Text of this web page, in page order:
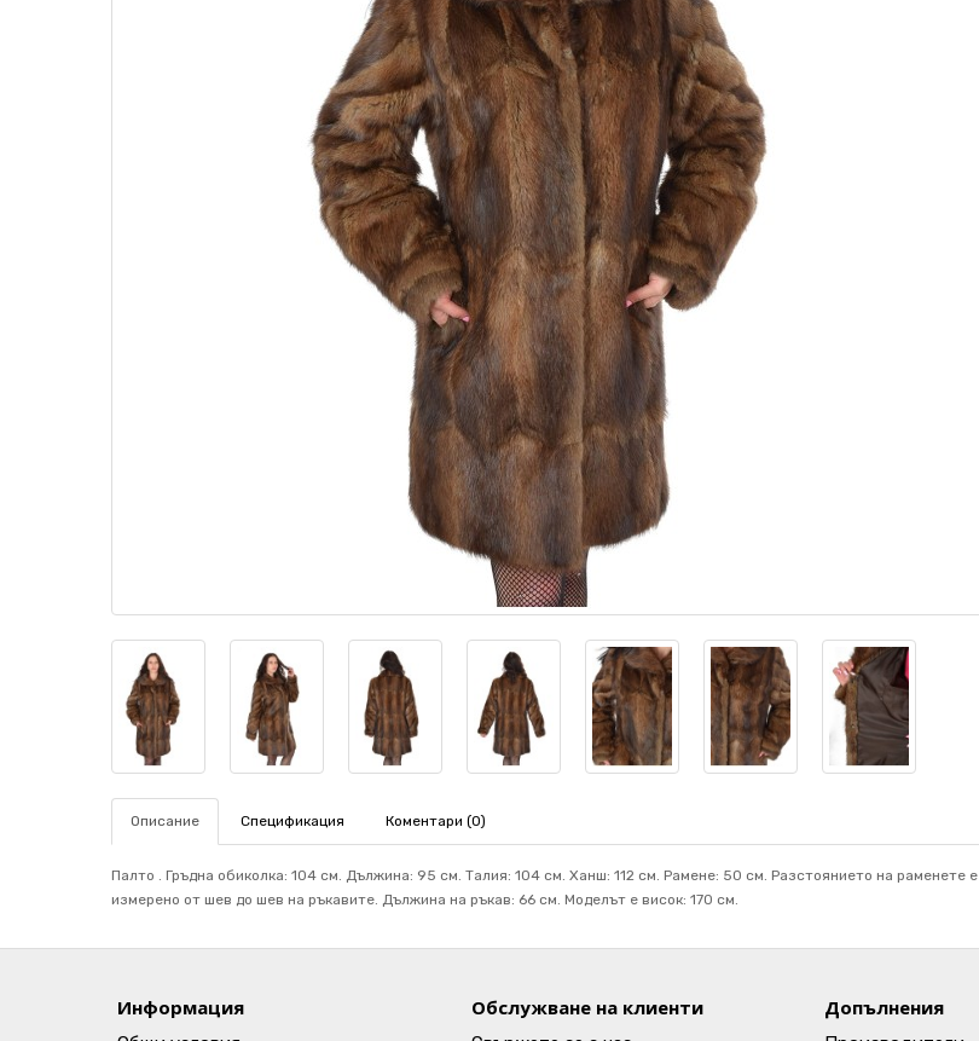
Описание Спецификация Коментари (0)
Палто . Гръдна обиколка: 104 см. Дължина: 95 см. Талия: 104 см. Ханш: 112 см. Рамене: 50 см. Разстоянието на раменете е
измерено от шев до шев на ръкавите. Дължина на ръкав: 66 см. Mоделът е висок: 170 см.
Информация Обслужване на клиенти Допълнения